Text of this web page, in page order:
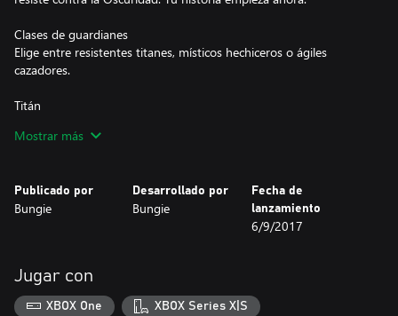
Clases de guardianes
Elige entre resistentes titanes, místicos hechiceros o ágiles
cazadores.
Titán
defienden con lealtad. Prende fuego a tu mazo, parte el cielo con
Hechicero
Los hechiceros usan los misterios del universo como armas para
Quienes estén de tu lado conocerán el verdadero poder de la
Luz.
Mostrar más
Publicado por
Bungie
Desarrollado por
Bungie
Fecha de
lanzamiento
6/9/2017
Jugar con
XBOX One XBOX Series X|S